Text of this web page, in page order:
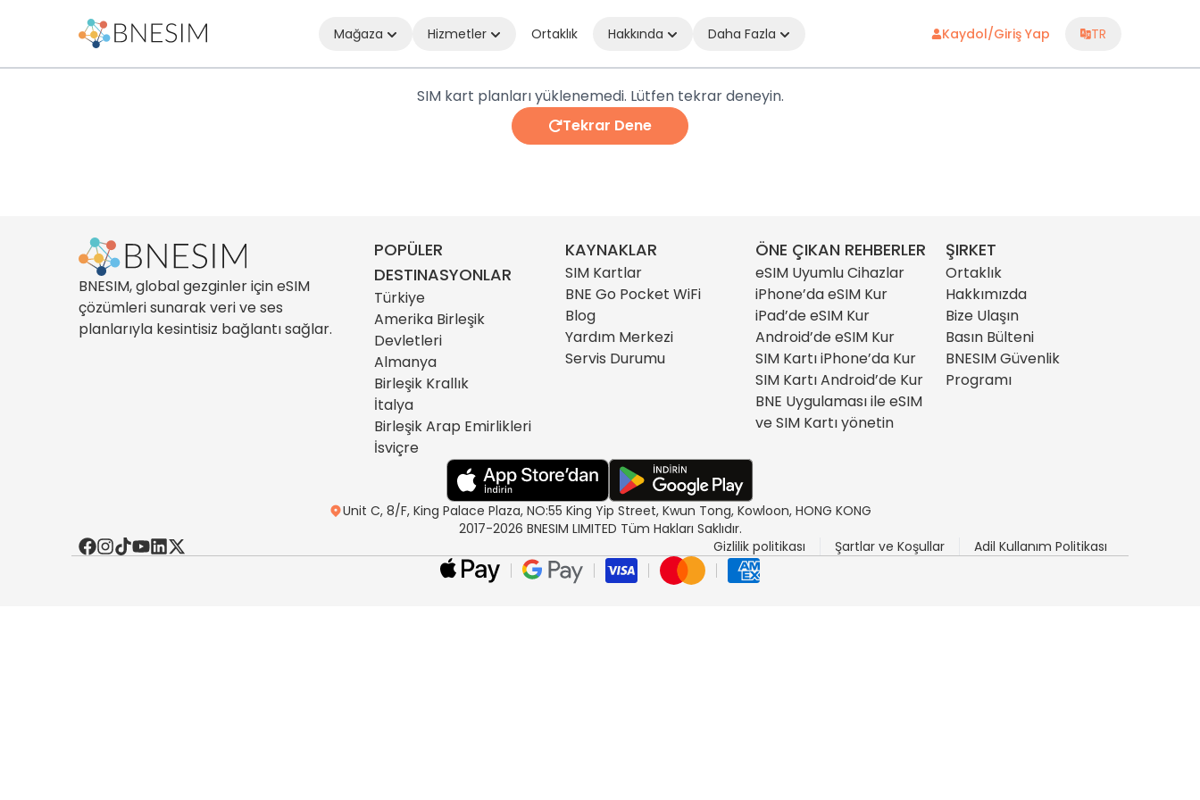
Mağaza Hizmetler Ortaklık Hakkında Daha Fazla Kaydol/Giriş Yap TR
SIM kart planları yüklenemedi. Lütfen tekrar deneyin.
Tekrar Dene
BNESIM, global gezginler için eSIM
çözümleri sunarak veri ve ses
planlarıyla kesintisiz bağlantı sağlar.
POPÜLER
DESTINASYONLAR
Türkiye
Amerika Birleşik
Devletleri
Almanya
Birleşik Krallık
İtalya
Birleşik Arap Emirlikleri
İsviçre
KAYNAKLAR
SIM Kartlar
BNE Go Pocket WiFi
Blog
Yardım Merkezi
Servis Durumu
ÖNE ÇIKAN REHBERLER
eSIM Uyumlu Cihazlar
iPhone’da eSIM Kur
iPad’de eSIM Kur
Android’de eSIM Kur
SIM Kartı iPhone’da Kur
SIM Kartı Android’de Kur
BNE Uygulaması ile eSIM
ve SIM Kartı yönetin
ŞIRKET
Ortaklık
Hakkımızda
Bize Ulaşın
Basın Bülteni
BNESIM Güvenlik
Programı
Unit C, 8/F, King Palace Plaza, NO:55 King Yip Street, Kwun Tong, Kowloon, HONG KONG
2017-2026 BNESIM LIMITED Tüm Hakları Saklıdır.
Gizlilik politikası
Şartlar ve Koşullar Adil Kullanım Politikası